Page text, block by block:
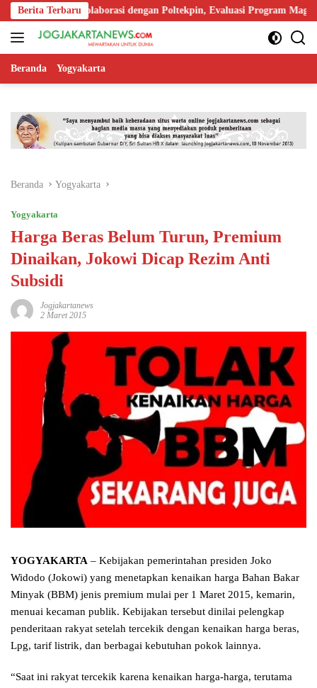
Langsung
ke
konten
Berita Terbaru
Kolaborasi dengan Poltekpin, Evaluasi Program Magang Taruna
Beranda Yogyakarta
Beranda Yogyakarta
Yogyakarta
Harga Beras Belum Turun, Premium
Dinaikan, Jokowi Dicap Rezim Anti
Subsidi
Jogjakartanews
2 Maret 2015
YOGYAKARTA – Kebijakan pemerintahan presiden Joko
Widodo (Jokowi) yang menetapkan kenaikan harga Bahan Bakar
Minyak (BBM) jenis premium mulai per 1 Maret 2015, kemarin,
menuai kecaman publik. Kebijakan tersebut dinilai pelengkap
penderitaan rakyat setelah tercekik dengan kenaikan harga beras,
Lpg, tarif listrik, dan berbagai kebutuhan pokok lainnya.
“Saat ini rakyat tercekik karena kenaikan harga-harga, terutama